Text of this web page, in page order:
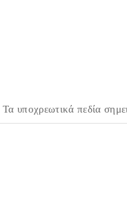
Τα υποχρεωτικά πεδία